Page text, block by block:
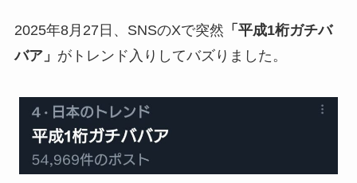
2025年8月27日、SNSのXで突然 「平成1桁ガチバ
バア」 がトレンド入りしてバズりました。